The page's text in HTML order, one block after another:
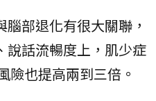
部退化有很大關聯，
說話流暢度上，肌少症
險也提高兩到三倍。